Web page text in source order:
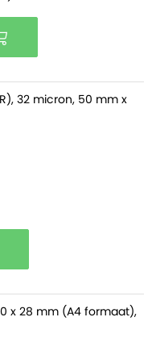
32 micron, 50 mm x
x 28 mm (A4 formaat),